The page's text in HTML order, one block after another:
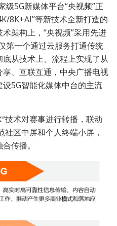
5G新媒体平台“央视频”正
8K+AI”等新技术全新打造的
架构上，“央视频”采用先进
第一个通过云服务打通传统
从技术上、流程上实现了从
、互联互通，中央广播电视
5G智能化媒体中台的主流
技术对赛事进行转播，联动
区中屏和个人终端小屏，
传播。